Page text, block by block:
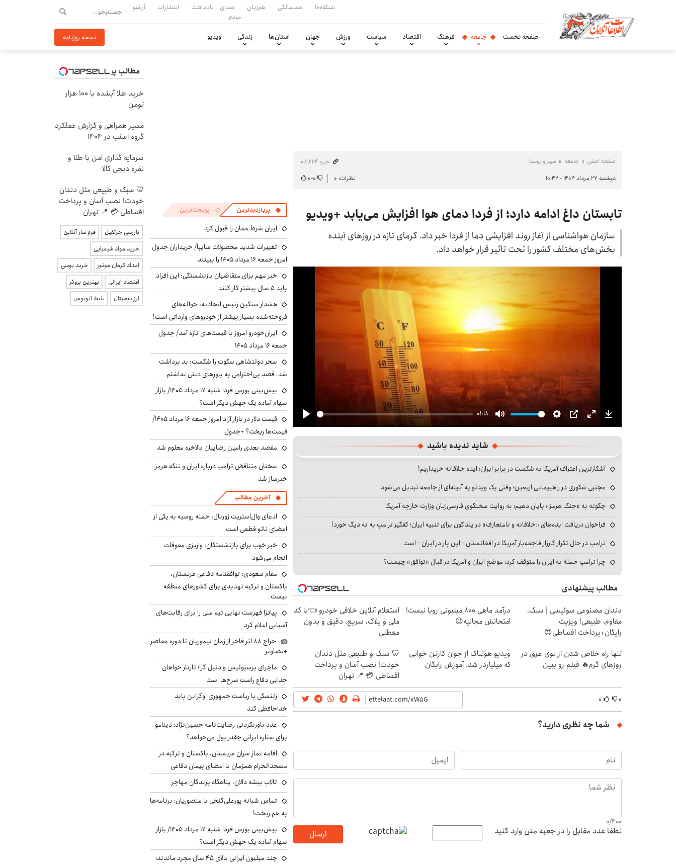
شبکه۱۰۰ صدسالگی هم‌زبان
صدای
مردم
یادداشت انتشارات آرشیو
صفحه نخست جامعه فرهنگ اقتصاد سیاست ورزش جهان استان‌ها زندگی ویدیو نسخه روزنامه
صفحه اصلی جامعه شهر و روستا
خبر: ۱۰۸٬۲۲۴
دوشنبه ۲۷ مرداد ۱۴۰۴ - ۱۰:۴۲
نظرات: ۰ ۰-۰
تابستان داغ ادامه دارد؛ از فردا دمای هوا افزایش می‌یابد +ویدیو
سازمان هواشناسی از آغاز روند افزایشی دما از فردا خبر داد. گرمای تازه در روزهای آینده
بخش‌های مختلف کشور را تحت تأثیر قرار خواهد داد.
Play
01:18
Mute Settings
PIP Enter
fullscreen
Download
شاید ندیده باشید
آشکارترین اعتراف آمریکا به شکست در برابر ایران؛ ایده خلاقانه خریداریم!
مجتبی شکوری در راهپیمایی اربعین؛ وقتی یک ویدئو به آیینه‌ای از جامعه تبدیل می‌شود
چگونه به «جنگ هرمز» پایان دهیم؛ به روایت سخنگوی فارسی‌زبان وزارت خارجه آمریکا
فراخوان دریافت ایده‌های «خلاقانه و نامتعارف» در پنتاگون برای تنبیه ایران؛ کفگیر ترامپ به ته دیگ خورد!
ترامپ در حال تکرار کارزار فاجعه‌بار آمریکا در افغانستان - این بار در ایران - است
چرا ترامپ حمله به ایران را متوقف کرد؛ موضع ایران و آمریکا در قبال «توافق» چیست؟
مطالب پیشنهادی
دندان مصنوعی سوئیسی | سبک،
مقاوم، طبیعی! ویزیت
رایگان+پرداخت اقساطی😍
درآمد ماهی 800 میلیونی رویا نیست!
امتحانش مجانیه😉
استعلام آنلاین خلافی خودرو 👈با کد
ملی و پلاک، سریع، دقیق و بدون
معطلی
تنها راه خلاص شدن از بوی عرق در
روزهای گرم🔥 فیلم رو ببین
ویدیو هولناک از جوان کارتن خوابی
که میلیاردر شد. آموزش رایگان
🦷 سبک و طبیعی مثل دندان
خودت! نصب آسان و پرداخت
اقساطی 💳 📍 تهران
۰ ۰
شما چه نظری دارید؟
0/400
لطفا عدد مقابل را در جعبه متن وارد کنید ارسال
پربازدیدترین پربحث‌ترین
ایران شرط عمان را قبول کرد
تغییرات شدید محصولات سایپا/ خریداران جدول
امروز جمعه ۱۶ مرداد ۱۴۰۵ را ببینند
خبر مهم برای متقاضیان بازنشستگی: این افراد
باید ۵ سال بیشتر کار کنند
هشدار سنگین رئیس اتحادیه: حواله‌های
فروخته‌شده بسیار بیشتر از خودروهای وارداتی است!
ایران‌خودرو امروز با قیمت‌های تازه آمد/ جدول
جمعه ۱۶ مرداد ۱۴۰۵
سحر دولتشاهی سکوت را شکست: بد برداشت
شد، قصد بی‌احترامی به باورهای دینی نداشتم
پیش‌بینی بورس فردا شنبه ۱۷ مرداد ۱۴۰۵/ بازار
سهام آماده یک جهش دیگر است؟
قیمت دلار در بازار آزاد امروز جمعه ۱۶ مرداد ۱۴۰۵/
قیمت‌ها ریخت؟ +جدول
مقصد بعدی رامین رضاییان بالاخره معلوم شد
سخنان متناقض ترامپ درباره ایران و تنگه هرمز
خبرساز شد
آخرین مطالب
ادعای وال‌استریت ژورنال: حمله روسیه به یکی از
اعضای ناتو قطعی است
خبر خوب برای بازنشستگان: واریزی معوقات
انجام می‌شود
مقام سعودی: توافقنامه دفاعی عربستان،
پاکستان و ترکیه تهدیدی برای کشورهای منطقه
نیست
پیاتزا فهرست نهایی تیم ملی را برای رقابت‌های
آسیایی اعلام کرد
حراج ۸۸ اثر فاخر از زمان تیموریان تا دوره معاصر
+تصاویر
ماجرای پرسپولیس و دنیل گرا؛ تارتار خواهان
جدایی دفاع راست سرخ‌ها است
زلنسکی با ریاست جمهوری اوکراین باید
خداحافظی کند
عدد باورنکردنی رضایت‌نامه حسین‌نژاد؛ دینامو
برای ستاره ایرانی چقدر پول می‌خواهد؟
اقامه نماز سران عربستان، پاکستان و ترکیه در
مسجدالحرام همزمان با امضای پیمان دفاعی
تالاب بیشه دالان، پناهگاه پرندگان مهاجر
تماس شبانه پورعلی‌گنجی با منصوریان؛ برنامه‌ها
به هم ریخت!
پیش‌بینی بورس فردا شنبه ۱۷ مرداد ۱۴۰۵/ بازار
سهام آماده یک جهش دیگر است؟
چند میلیون ایرانی بالای ۴۵ سال مجرد ماندند؛
مطالب پیشنهادی
خرید طلا آبشده با 100 هزار
تومن
مسیر همراهی و گزارش عملکرد
گروه اسنپ در ۱۴۰۴
سرمایه گذاری امن با طلا و
نقره دیجی کالا
🦷 سبک و طبیعی مثل دندان
خودت! نصب آسان و پرداخت
اقساطی 💳 📍 تهران
بازرسی جرثقیل
فرم ساز آنلاین
خرید مواد شیمیایی
امداد کرمان موتور
خرید یوسی
اقتصاد ایرانی
بهترین بروکر
ارز دیجیتال
بلیط اتوبوس